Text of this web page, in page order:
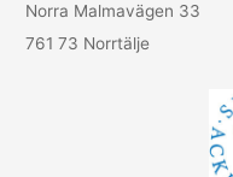
Norra Malmavägen 33
761 73 Norrtälje